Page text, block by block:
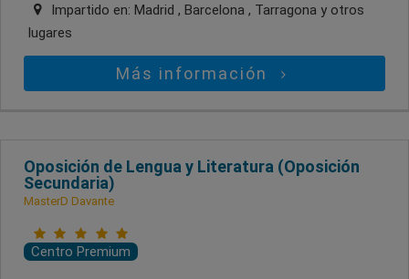
Impartido en: Madrid , Barcelona , Tarragona y otros
lugares
Más información
Oposición de Lengua y Literatura (Oposición
Secundaria)
MasterD Davante
Centro Premium